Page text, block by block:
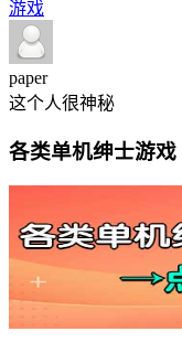
游戏
paper
这个人很神秘
各类单机绅士游戏